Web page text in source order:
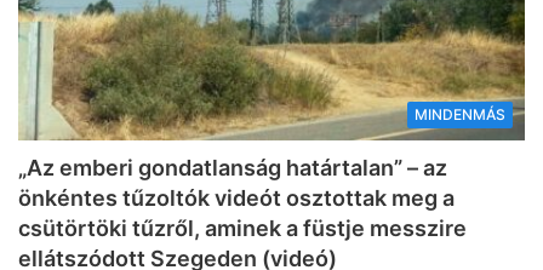
MINDENMÁS
„Az emberi gondatlanság határtalan” – az
önkéntes tűzoltók videót osztottak meg a
csütörtöki tűzről, aminek a füstje messzire
ellátszódott Szegeden (videó)